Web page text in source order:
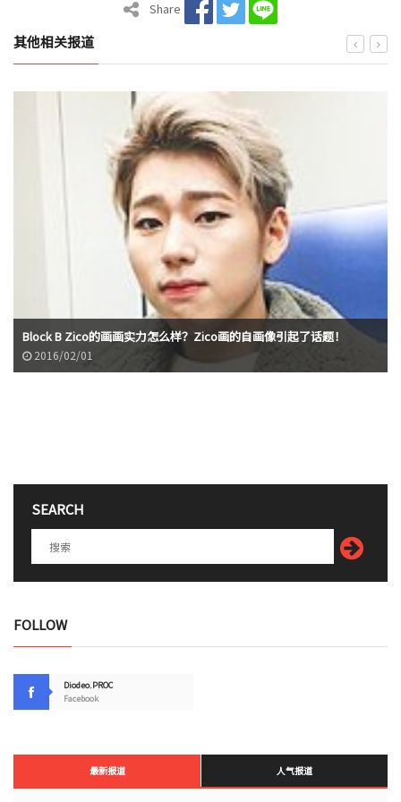
Share
其他相关报道
Block B Zico的画画实力怎么样？Zico画的自画像引起了话题！
2016/02/01
SEARCH
FOLLOW
Diodeo.PROC
Facebook
最新报道 人气报道